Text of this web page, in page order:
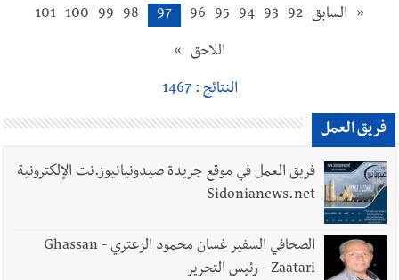
« السابق 92
93
94
95
96
97
98
99
100
101
اللاحق »
النتائج : 1467
فريق العمل
فريق العمل في موقع جريدة صيدونيانيوز.نت الإلكترونية
Sidonianews.net
الصحافي السفير غسان محمود الزعتري - Ghassan
Zaatari - رئيس التحرير